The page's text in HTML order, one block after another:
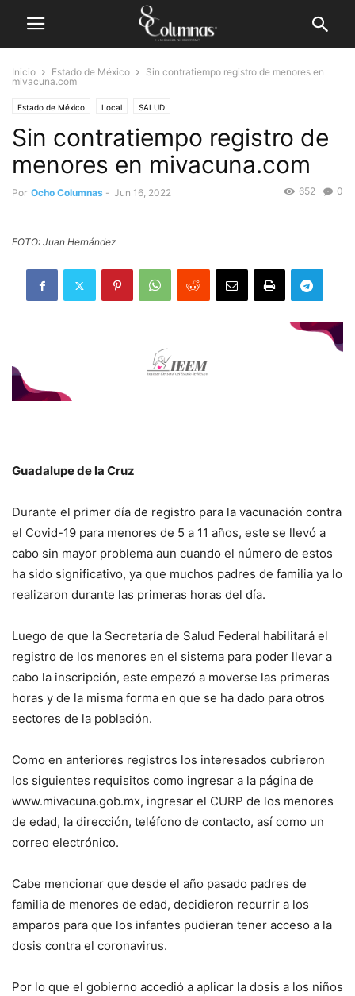
Inicio Estado de México
Sin contratiempo registro de menores en
mivacuna.com
Estado de México Local SALUD
Sin contratiempo registro de
menores en mivacuna.com
Por Ocho Columnas - Jun 16, 2022 0
652
FOTO: Juan Hernández
Guadalupe de la Cruz
Durante el primer día de registro para la vacunación contra
el Covid-19 para menores de 5 a 11 años, este se llevó a
cabo sin mayor problema aun cuando el número de estos
ha sido significativo, ya que muchos padres de familia ya lo
realizaron durante las primeras horas del día.
Luego de que la Secretaría de Salud Federal habilitará el
registro de los menores en el sistema para poder llevar a
cabo la inscripción, este empezó a moverse las primeras
horas y de la misma forma en que se ha dado para otros
sectores de la población.
Como en anteriores registros los interesados cubrieron
los siguientes requisitos como ingresar a la página de
www.mivacuna.gob.mx, ingresar el CURP de los menores
de edad, la dirección, teléfono de contacto, así como un
correo electrónico.
Cabe mencionar que desde el año pasado padres de
familia de menores de edad, decidieron recurrir a los
amparos para que los infantes pudieran tener acceso a la
dosis contra el coronavirus.
Por lo que el gobierno accedió a aplicar la dosis a los niños